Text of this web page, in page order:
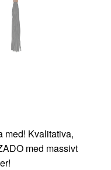
med! Kvalitativa,
med massivt